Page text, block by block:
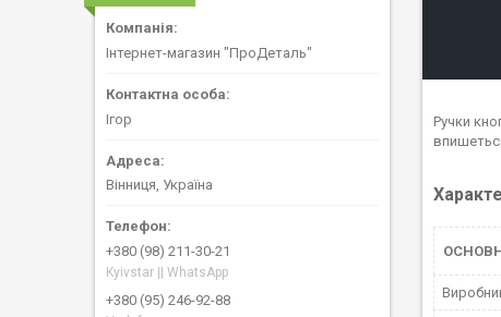
Ручки
Інтернет-магазин "ПроДеталь"
Ігор
Вінниця, Україна
+380 (98) 211-30-21
Kyivstar || WhatsApp
+380 (95) 246-92-88